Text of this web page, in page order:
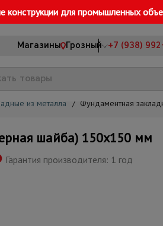
конструкции для промышленных
Магазины Грозный +7 (938)
из металла / Фундаментная
шайба) 150х150 мм
Гарантия производителя: 1 год